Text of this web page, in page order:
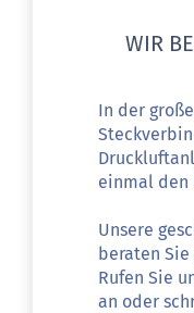
WIR
In der
einmal
Unsere
beraten Sie
Rufen Sie
an oder